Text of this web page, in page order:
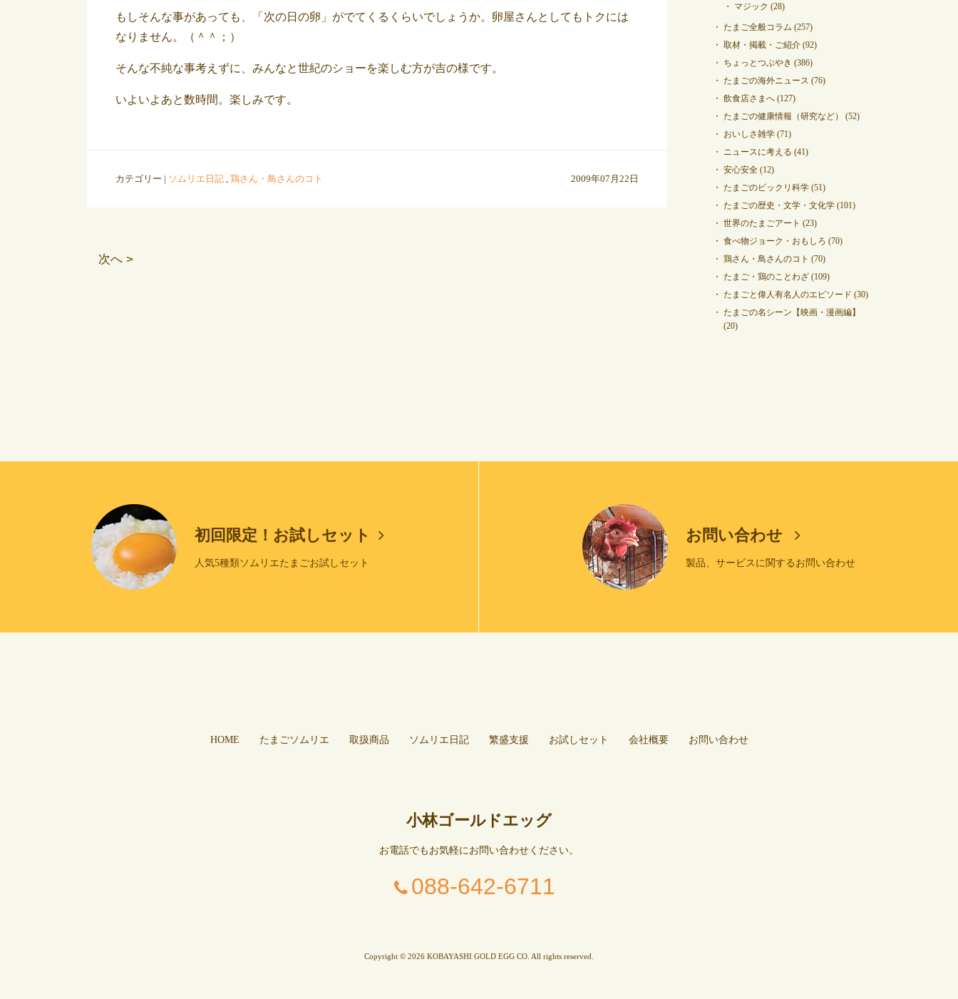
もしそんな事があっても、「次の日の卵」がでてくるくらいでしょうか。卵屋さんとしてもトクには
なりません。（＾＾；）
そんな不純な事考えずに、みんなと世紀のショーを楽しむ方が吉の様です。
いよいよあと数時間。楽しみです。
カテゴリー | ソムリエ日記 , 鶏さん・鳥さんのコト 2009年07月22日
次へ >
マジック (28)
たまご全般コラム (257)
取材・掲載・ご紹介 (92)
ちょっとつぶやき (386)
たまごの海外ニュース (76)
飲食店さまへ (127)
たまごの健康情報（研究など）
(52)
おいしさ雑学 (71)
ニュースに考える (41)
安心安全 (12)
たまごのビックリ科学 (51)
たまごの歴史・文学・文化学 (101)
世界のたまごアート (23)
食べ物ジョーク・おもしろ (70)
鶏さん・鳥さんのコト (70)
たまご・鶏のことわざ (109)
たまごと偉人有名人のエピソード (30)
たまごの名シーン【映画・漫画編】
(20)
初回限定！お試しセット
人気5種類ソムリエたまごお試しセット
お問い合わせ
製品、サービスに関するお問い合わせ
HOME たまごソムリエ 取扱商品 ソムリエ日記 繁盛支援 お試しセット 会社概要 お問い合わせ
小林ゴールドエッグ
お電話でもお気軽にお問い合わせください。
088-642-6711
Copyright © 2026 KOBAYASHI GOLD EGG CO. All rights reserved.